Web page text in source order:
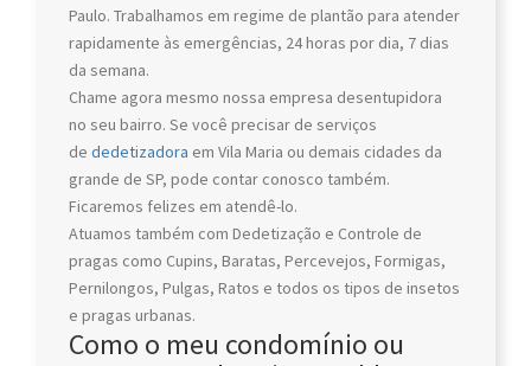
Paulo. Trabalhamos em regime de plantão para atender
rapidamente às emergências, 24 horas por dia, 7 dias
da semana.
Chame agora mesmo nossa empresa desentupidora
no seu bairro. Se você precisar de serviços
de dedetizadora em Vila Maria ou demais cidades da
grande de SP, pode contar conosco também.
Ficaremos felizes em atendê-lo.
Atuamos também com Dedetização e Controle de
pragas como Cupins, Baratas, Percevejos, Formigas,
Pernilongos, Pulgas, Ratos e todos os tipos de insetos
e pragas urbanas.
Como o meu condomínio ou